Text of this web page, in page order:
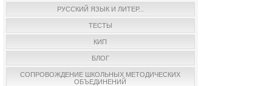
РУССКИЙ ЯЗЫК И ЛИТЕР...
ТЕСТЫ
КИП
БЛОГ
СОПРОВОЖДЕНИЕ ШКОЛЬНЫХ МЕТОДИЧЕСКИХ
ОБЪЕДИНЕНИЙ